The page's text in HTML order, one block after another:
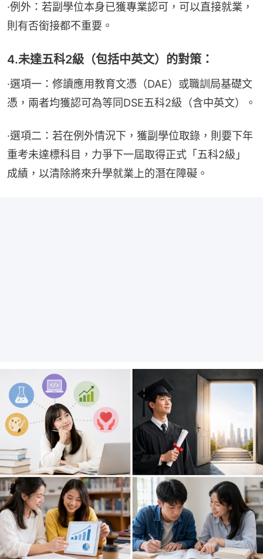
·例外：若副學位本身已獲專業認可，可以直接就業，
則有否銜接都不重要。
4.未達五科2級（包括中英文）的對策：
·選項一：修讀應用教育文憑（DAE）或職訓局基礎文
憑，兩者均獲認可為等同DSE五科2級（含中英文）。
·選項二：若在例外情況下，獲副學位取錄，則要下年
重考未達標科目，力爭下一屆取得正式「五科2級」
成績，以清除將來升學就業上的潛在障礙。